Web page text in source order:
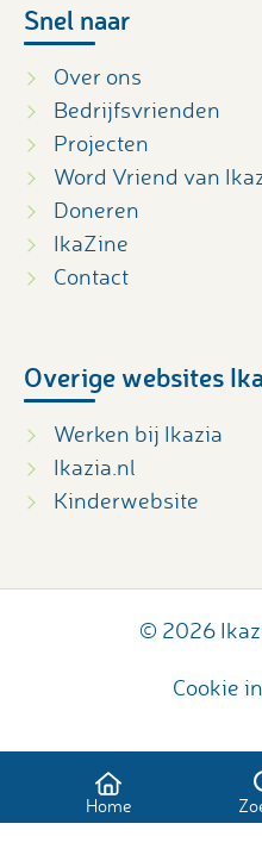
Snel naar
Over ons
Bedrijfsvrienden
Projecten
Word Vriend van
Doneren
IkaZine
Contact
Overige websites
Werken bij Ikazia
Ikazia.nl
Kinderwebsite
© 2026
Cookie
Home